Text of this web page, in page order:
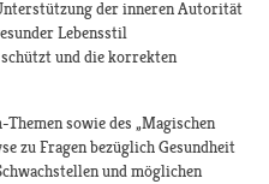
der inneren Autorität
Lebensstil
und die korrekten
sowie des „Magischen
zu Fragen bezüglich Gesundheit
und möglichen